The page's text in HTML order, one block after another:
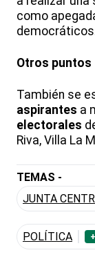
como
Otros puntos
También se
aspirantes a
electorales
Riva, Villa La
TEMAS -
JUNTA
POLÍTICA +